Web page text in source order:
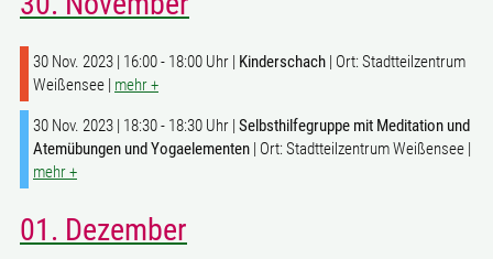
30 Nov. 2023 | 16:00 - 18:00 Uhr | Kinderschach | Ort: Stadtteilzentrum
Weißensee | mehr +
30 Nov. 2023 | 18:30 - 18:30 Uhr | Selbsthilfegruppe mit Meditation und
Atemübungen und Yogaelementen | Ort: Stadtteilzentrum Weißensee |
mehr +
01. Dezember